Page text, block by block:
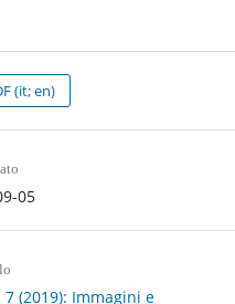
(it; en)
05
7 (2019): Immagini e